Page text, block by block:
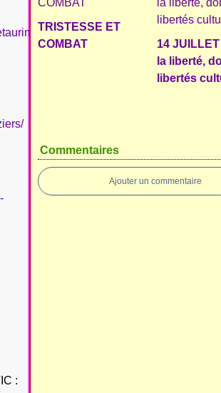
:
TRISTESSE ET
COMBAT
14
la liberté,
libertés
Commentaires
Ajouter un commentaire